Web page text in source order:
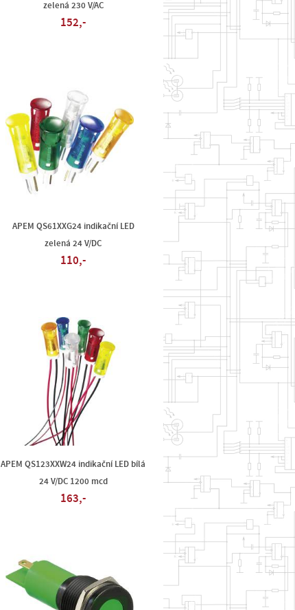
zelená 230 V/AC
152,-
APEM QS61XXG24 indikační LED
zelená 24 V/DC
110,-
APEM QS123XXW24 indikační LED bílá
24 V/DC 1200 mcd
163,-